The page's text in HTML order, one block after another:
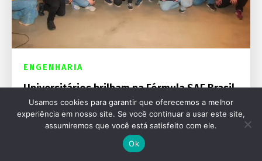
ENGENHARIA
Universitários brilham na Fórmula SAE Brasil
Usamos cookies para garantir que oferecemos a melhor
experiência em nosso site. Se você continuar a usar este site,
assumiremos que você está satisfeito com ele.
Ok